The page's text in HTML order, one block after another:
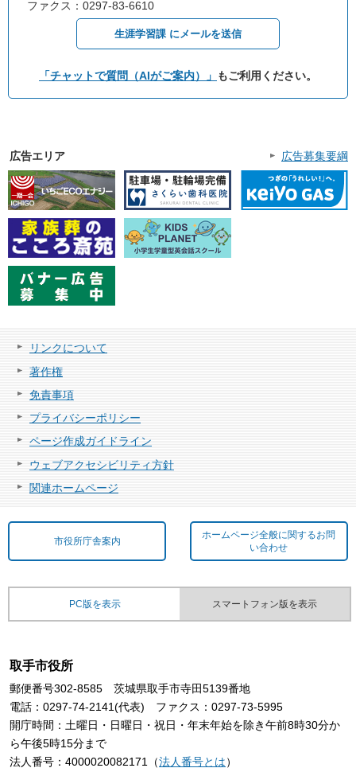
ファクス：0297-83-6610
生涯学習課 にメールを送信
「チャットで質問（AIがご案内）」 もご利用ください。
広告エリア 広告募集要綱
リンクについて
著作権
免責事項
プライバシーポリシー
ページ作成ガイドライン
ウェブアクセシビリティ方針
関連ホームページ
市役所庁舎案内
ホームページ全般に関するお問
い合わせ
PC版を表示 スマートフォン版を表示
取手市役所
郵便番号302-8585 茨城県取手市寺田5139番地
電話：0297-74-2141(代表) ファクス：0297-73-5995
開庁時間：土曜日・日曜日・祝日・年末年始を除き午前8時30分か
ら午後5時15分まで
法人番号：4000020082171（法人番号とは）